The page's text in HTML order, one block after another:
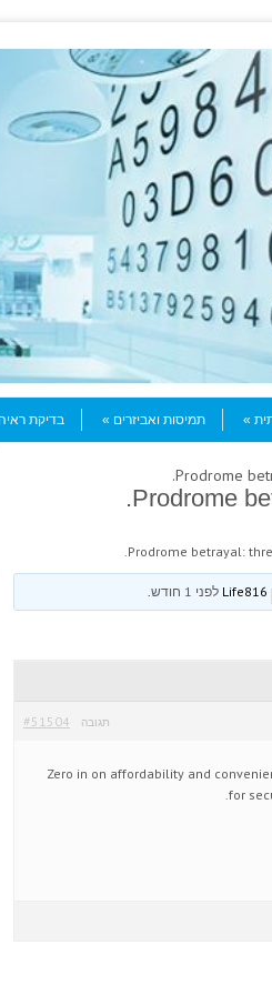
תמיסות ואביזרים בדיקת
Prodrome
Prodrome betrayal:
לפני 1 חודש
#51504 תגובה
Zero in on affordability and
for